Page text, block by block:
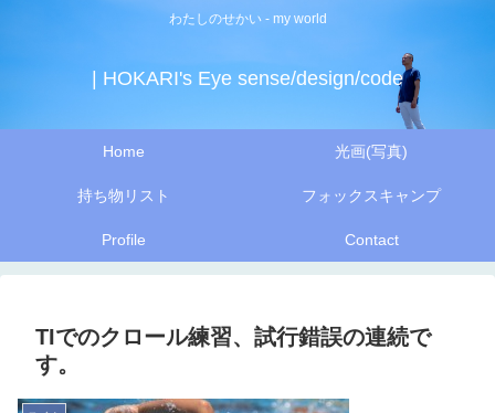
わたしのせかい - my world
| HOKARI's Eye sense/design/code
Home 光画(写真)
持ち物リスト フォックスキャンプ
Profile Contact
TIでのクロール練習、試行錯誤の連続で
す。